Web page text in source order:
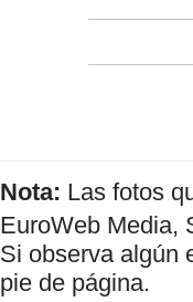
Nota: Las fotos
EuroWeb Media,
Si observa algún
pie de página.